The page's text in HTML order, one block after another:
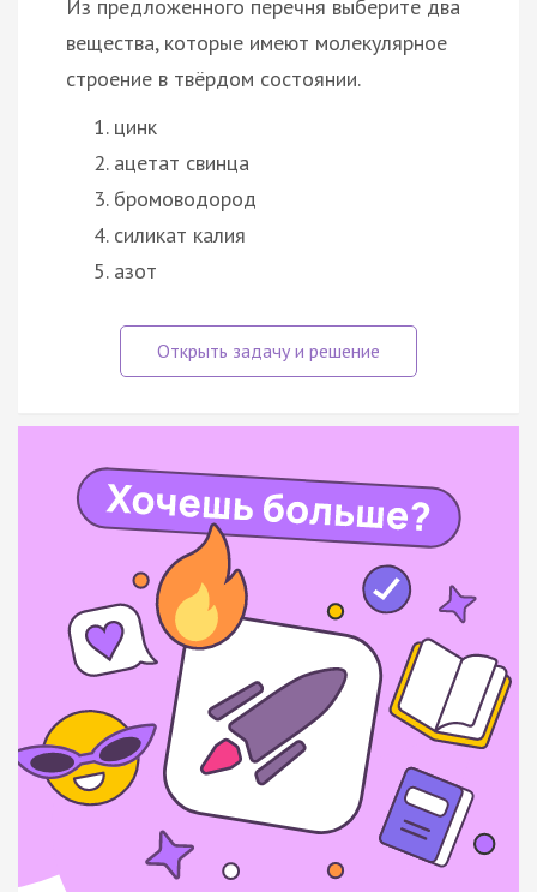
Из предложенного перечня выберите два
вещества, которые имеют молекулярное
строение в твёрдом состоянии.
цинк
ацетат свинца
бромоводород
силикат калия
азот